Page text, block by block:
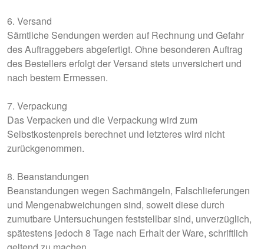
6. Versand
Sämtliche Sendungen werden auf Rechnung und Gefahr
des Auftraggebers abgefertigt. Ohne besonderen Auftrag
des Bestellers erfolgt der Versand stets unversichert und
nach bestem Ermessen.
7. Verpackung
Das Verpacken und die Verpackung wird zum
Selbstkostenpreis berechnet und letzteres wird nicht
zurückgenommen.
8. Beanstandungen
Beanstandungen wegen Sachmängeln, Falschlieferungen
und Mengenabweichungen sind, soweit diese durch
zumutbare Untersuchungen feststellbar sind, unverzüglich,
spätestens jedoch 8 Tage nach Erhalt der Ware, schriftlich